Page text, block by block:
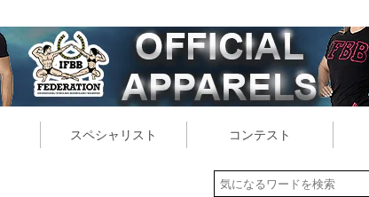
スペシャリスト コンテスト